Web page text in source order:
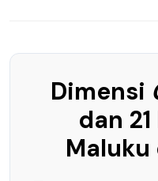
Dimensi
dan
Maluku